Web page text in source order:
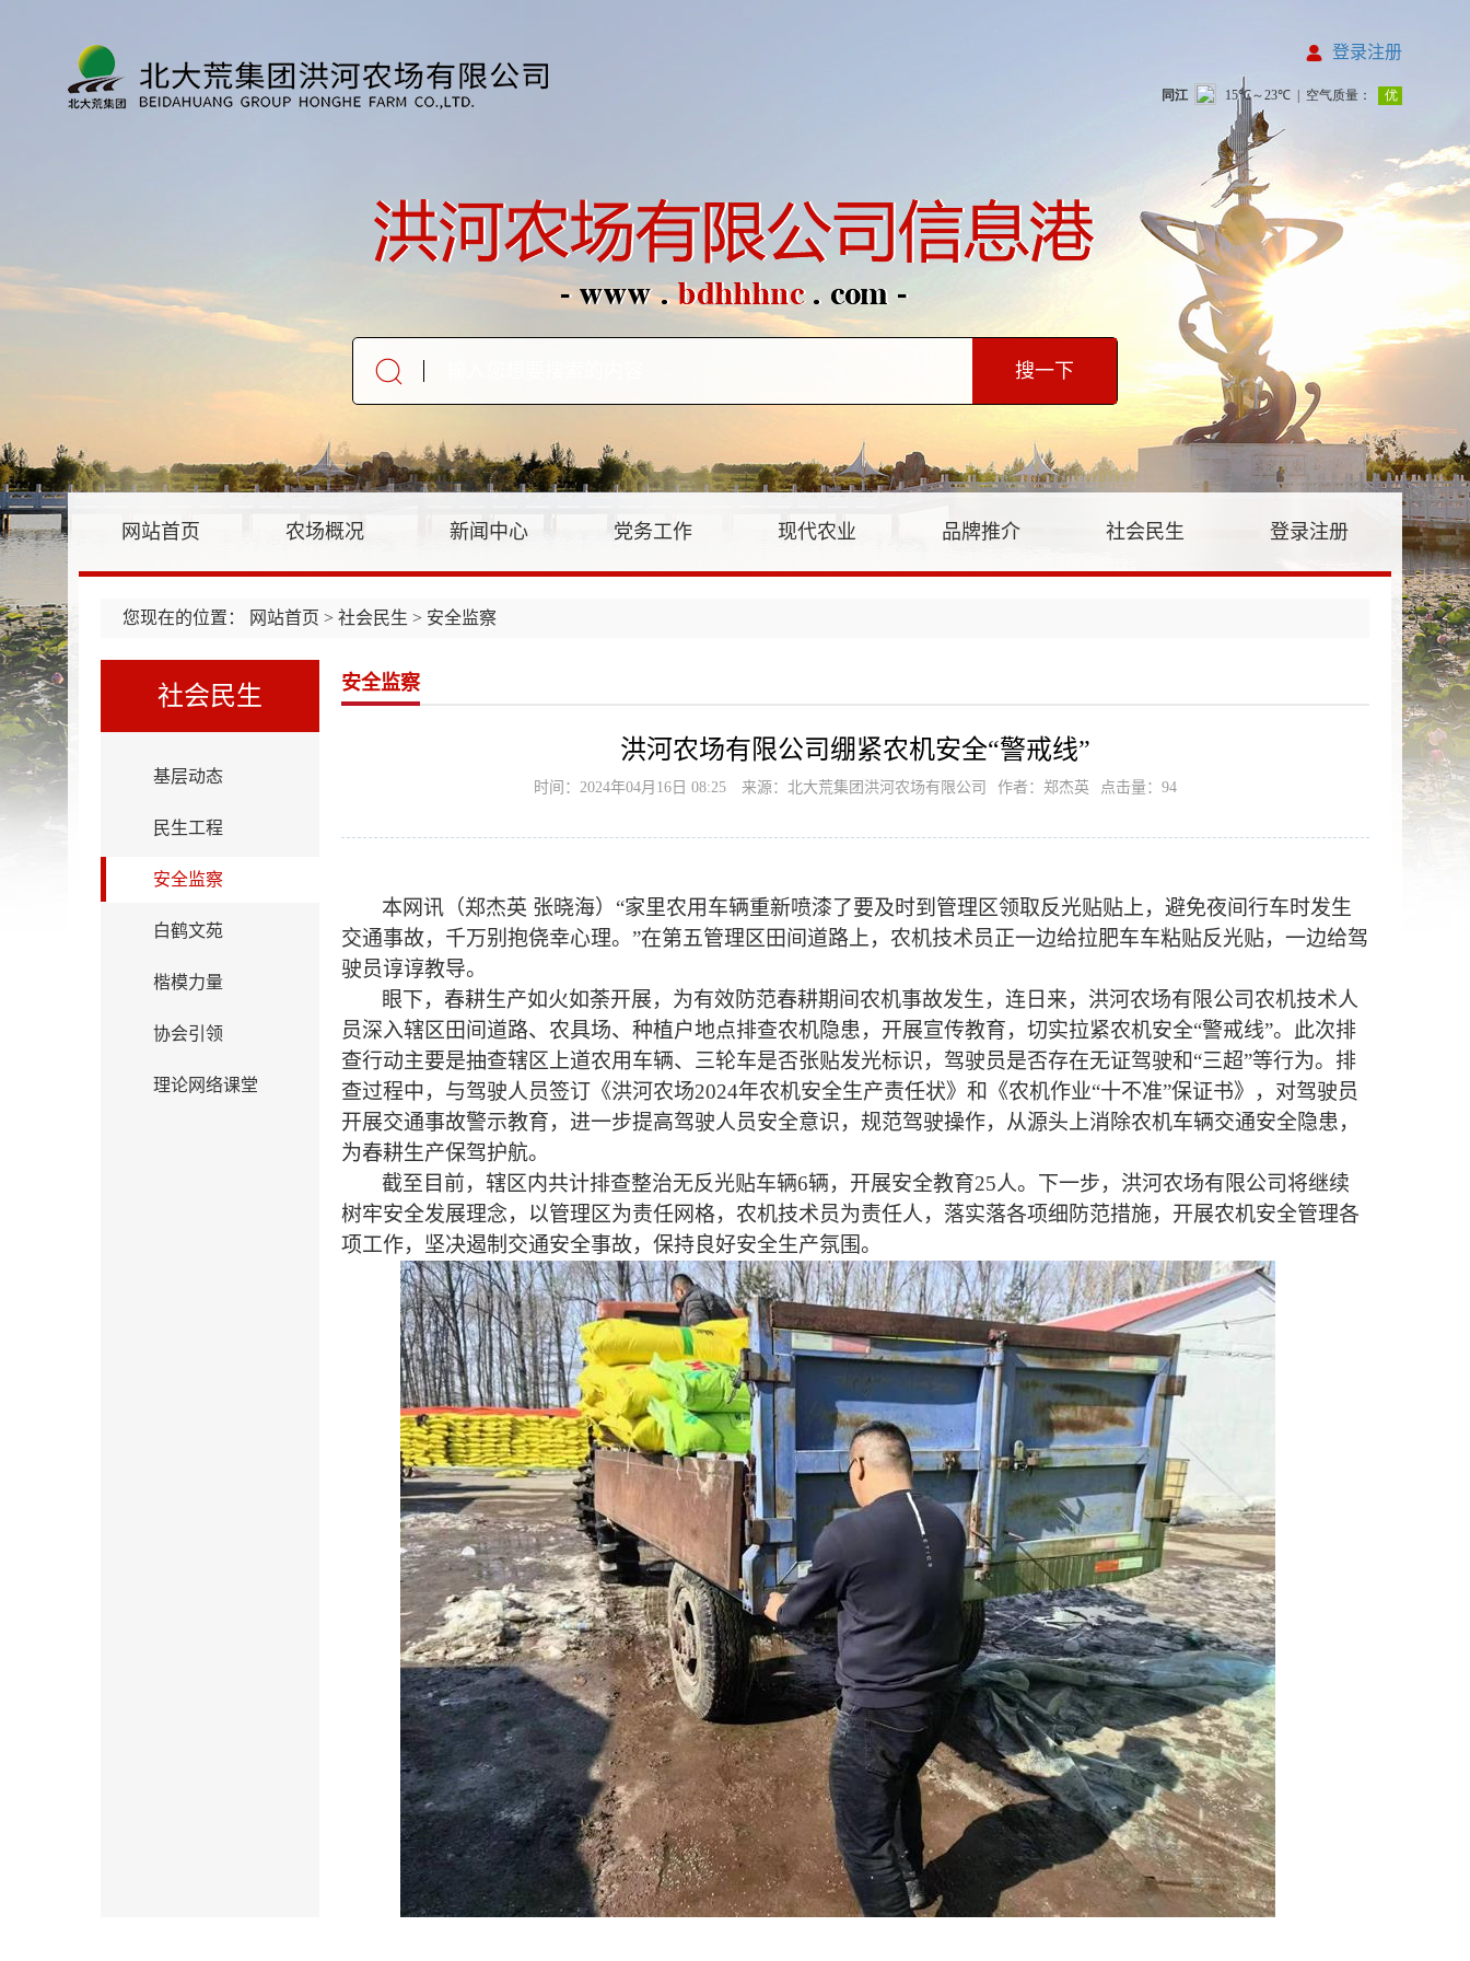
登录注册
搜一下
网站首页 农场概况 新闻中心 党务工作 现代农业 品牌推介 社会民生 登录注册
您现在的位置： 网站首页 > 社会民生 > 安全监察
社会民生
基层动态
民生工程
安全监察
白鹤文苑
楷模力量
协会引领
理论网络课堂
安全监察
洪河农场有限公司绷紧农机安全“警戒线”
时间：2024年04月16日 08:25 来源：北大荒集团洪河农场有限公司 作者：郑杰英 点击量： 94
本网讯（郑杰英 张晓海） “家里农用车辆重新喷漆了要及时到管理区领取反光贴贴上，避免夜间行车时发生
交通事故，千万别抱侥幸心理。”在第五管理区田间道路上，农机技术员正一边给拉肥车车粘贴反光贴，一边给驾
驶员谆谆教导。
眼下，春耕生产如火如荼开展，为有效防范春耕期间农机事故发生，连日来，洪河农场有限公司农机技术人
员深入辖区田间道路、农具场、种植户地点排查农机隐患，开展宣传教育，切实拉紧农机安全“警戒线”。此次排
查行动主要是抽查辖区上道农用车辆、三轮车是否张贴发光标识，驾驶员是否存在无证驾驶和“三超”等行为。排
查过程中，与驾驶人员签订《洪河农场2024年农机安全生产责任状》和《农机作业“十不准”保证书》，对驾驶员
开展交通事故警示教育，进一步提高驾驶人员安全意识，规范驾驶操作，从源头上消除农机车辆交通安全隐患，
为春耕生产保驾护航。
截至目前，辖区内共计排查整治无反光贴车辆6辆，开展安全教育25人。下一步，洪河农场有限公司将继续
树牢安全发展理念，以管理区为责任网格，农机技术员为责任人，落实落各项细防范措施，开展农机安全管理各
项工作，坚决遏制交通安全事故，保持良好安全生产氛围。